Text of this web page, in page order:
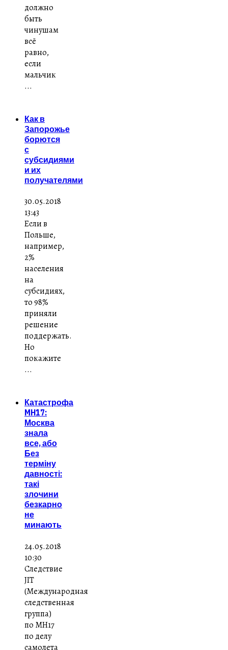
должно
быть
чинушам
всё
равно,
если
мальчик
...
Как в
Запорожье
борются
с
субсидиями
и их
получателями
30.05.2018
13:43
Если в
Польше,
например,
2%
населения
на
субсидиях,
то 98%
приняли
решение
поддержать.
Но
покажите
...
Катастрофа
MH17:
Москва
знала
все, або
Без
терміну
давності:
такі
злочини
безкарно
не
минають
24.05.2018
10:30
Следствие
JIT
(Международная
следственная
группа)
по MH17
по делу
самолета